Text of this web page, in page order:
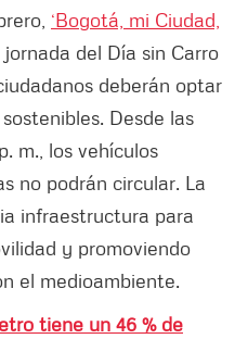
‘Bogotá, mi Ciudad,
del Día sin Carro
deberán optar
Desde las
m., los vehículos
no podrán circular. La
infraestructura para
y promoviendo
el medioambiente.
tiene un 46 % de